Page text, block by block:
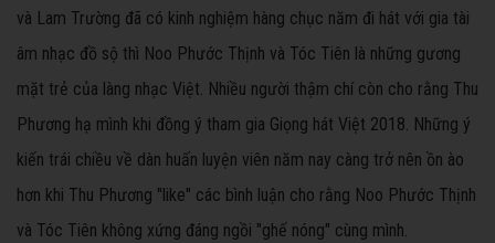
và Lam Trường đã có kinh nghiệm hàng chục năm đi hát với gia tài
âm nhạc đồ sộ thì Noo Phước Thịnh và Tóc Tiên là những gương
mặt trẻ của làng nhạc Việt. Nhiều người thậm chí còn cho rằng Thu
Phương hạ mình khi đồng ý tham gia Giọng hát Việt 2018. Những ý
kiến trái chiều về dàn huấn luyện viên năm nay càng trở nên ồn ào
hơn khi Thu Phương "like" các bình luận cho rằng Noo Phước Thịnh
và Tóc Tiên không xứng đáng ngồi "ghế nóng" cùng mình.